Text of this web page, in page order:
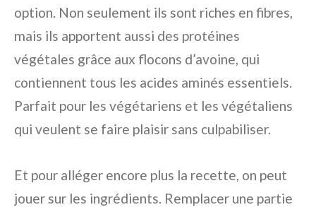
option. Non seulement ils sont riches en fibres,
mais ils apportent aussi des protéines
végétales grâce aux flocons d’avoine, qui
contiennent tous les acides aminés essentiels.
Parfait pour les végétariens et les végétaliens
qui veulent se faire plaisir sans culpabiliser.
Et pour alléger encore plus la recette, on peut
jouer sur les ingrédients. Remplacer une partie